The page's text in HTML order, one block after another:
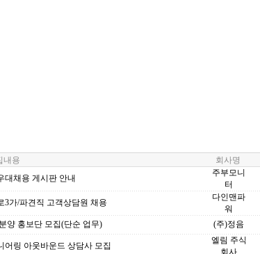
용 회사명
대채용 게시판 안내
주부모니
터
3가/파견직 고객상담원 채용
다인맨파
워
양 홍보단 모집(단순 업무) (주)정음
어링 아웃바운드 상담사 모집
엘림 주식
회사